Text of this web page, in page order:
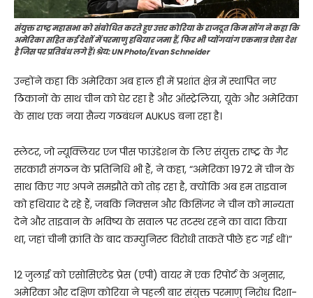
संयुक्त राष्ट्र महासभा को संबोधित करते हुए उत्तर कोरिया के राजदूत किम सोंग ने कहा कि
अमेरिका सहित कई देशों में परमाणु हथियार जमा हैं, फिर भी प्योंगयांग एकमात्र ऐसा देश
है जिस पर प्रतिबंध लगे हैं। श्रेय: UN Photo/Evan Schneider
उन्होंने कहा कि अमेरिका अब हाल ही में प्रशांत क्षेत्र में स्थापित नए
ठिकानों के साथ चीन को घेर रहा है और ऑस्ट्रेलिया, यूके और अमेरिका
के साथ एक नया सैन्य गठबंधन AUKUS बना रहा है।
स्लेटर, जो न्यूक्लियर एज पीस फाउंडेशन के लिए संयुक्त राष्ट्र के गैर
सरकारी संगठन के प्रतिनिधि भी हैं, ने कहा, “अमेरिका 1972 में चीन के
साथ किए गए अपने समझौते को तोड़ रहा है, क्योंकि अब हम ताइवान
को हथियार दे रहे हैं, जबकि निक्सन और किसिंजर ने चीन को मान्यता
देने और ताइवान के भविष्य के सवाल पर तटस्थ रहने का वादा किया
था, जहां चीनी क्रांति के बाद कम्युनिस्ट विरोधी ताकतें पीछे हट गई थीं।”
12 जुलाई को एसोसिएटेड प्रेस (एपी) वायर में एक रिपोर्ट के अनुसार,
अमेरिका और दक्षिण कोरिया ने पहली बार संयुक्त परमाणु निरोध दिशा-